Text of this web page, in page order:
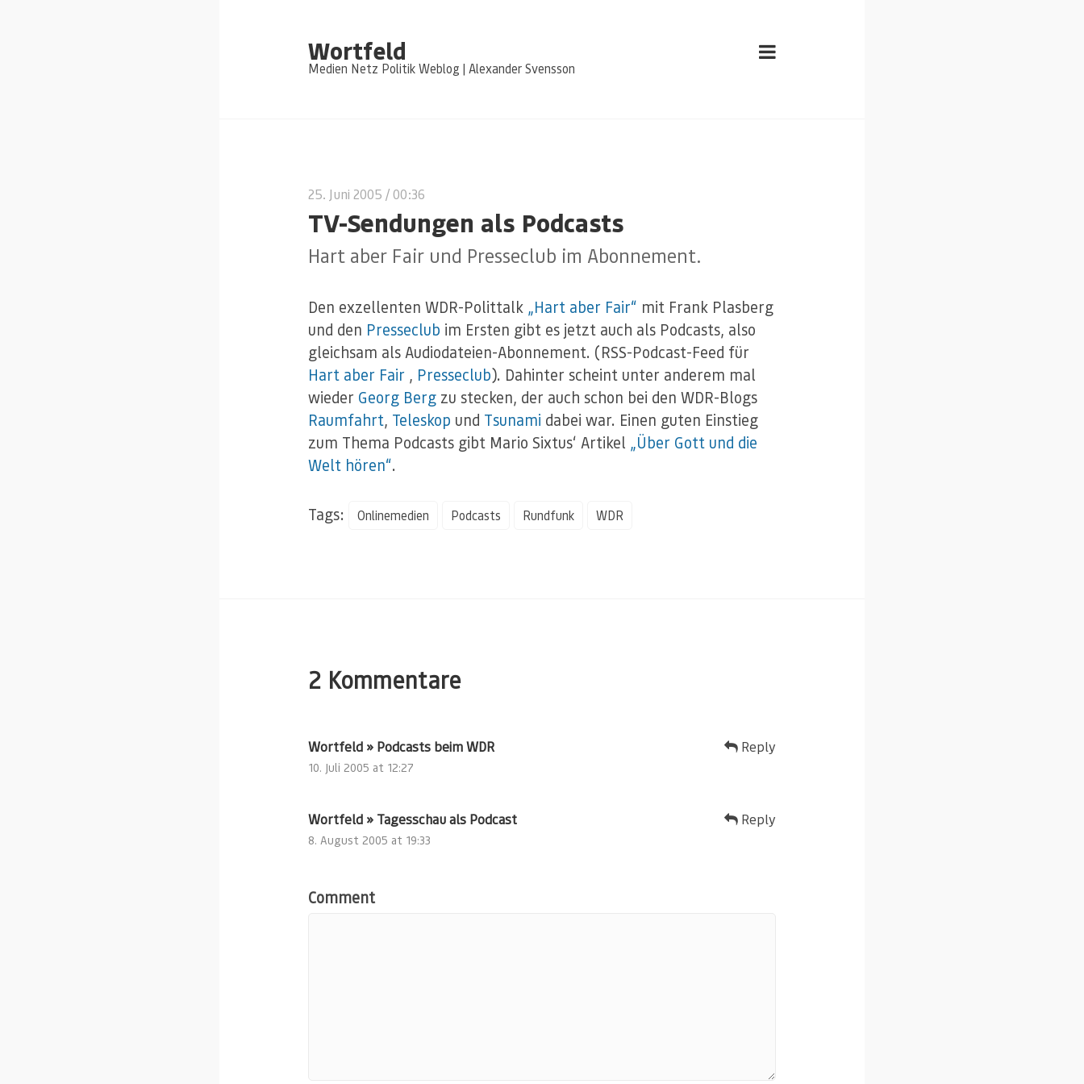
Wortfeld
Medien Netz Politik Weblog | Alexander Svensson
25. Juni 2005 / 00:36
TV-Sendungen als Podcasts
Hart aber Fair und Presseclub im Abonnement.
Den exzellenten WDR-Polittalk „Hart aber Fair“ mit Frank Plasberg
und den Presseclub im Ersten gibt es jetzt auch als Podcasts, also
gleichsam als Audiodateien-Abonnement. (RSS-Podcast-Feed für
Hart aber Fair , Presseclub). Dahinter scheint unter anderem mal
wieder Georg Berg zu stecken, der auch schon bei den WDR-Blogs
Raumfahrt, Teleskop und Tsunami dabei war. Einen guten Einstieg
zum Thema Podcasts gibt Mario Sixtus‘ Artikel „Über Gott und die
Welt hören“.
Tags: Onlinemedien Podcasts Rundfunk WDR
2 Kommentare
Wortfeld » Podcasts beim WDR
10. Juli 2005 at 12:27
Reply
Wortfeld » Tagesschau als Podcast
8. August 2005 at 19:33
Reply
Comment